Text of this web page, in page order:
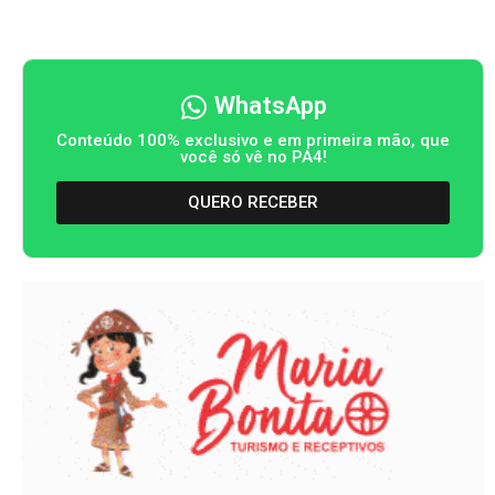
WhatsApp
Conteúdo 100% exclusivo e em primeira mão, que
você só vê no PA4!
QUERO RECEBER